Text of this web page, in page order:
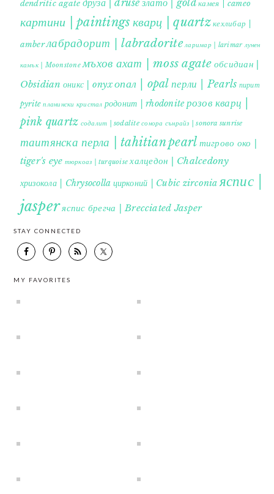
dendritic agate друза | druse злато | gold камея | cameo
картини | paintings кварц | quartzкехлибар |
amberлабрадорит | labradorite ларимар | larimar лунен
камък | Moonstone мъхов ахат | moss agate обсидиан |
Obsidian оникс | onyxопал | opal перли | Pearls пирит |
pyrite планински кристал родонит | rhodonite розов кварц |
pink quartz содалит | sodalite сонора сънрайз | sonora sunrise
таитянска перла | tahitian pearl тигрово око |
tiger's eye тюркоаз | turquoise халцедон | Chalcedony
хризокола | Chrysocolla цирконий | Cubic zirconia яспис |
jasperяспис брегча | Brecciated Jasper
STAY CONNECTED
MY FAVORITES